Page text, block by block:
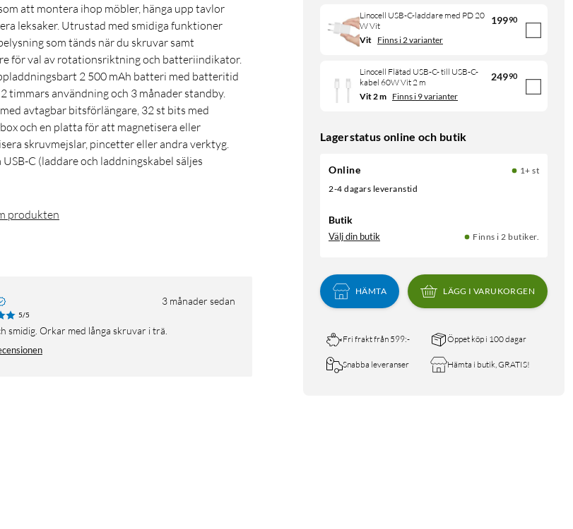
Linocell USB-C-laddare med PD 20
W Vit
19990
Vit Finns i 2 varianter
Linocell Flätad USB-C- till USB-C-
kabel 60W Vit 2 m
24990
Vit 2 m Finns i 9 varianter
Lagerstatus online och butik
Online
1+ st
2-4 dagars leveranstid
Butik
Välj din butik Finns i 2 butiker.
HÄMTA LÄGG I VARUKORGEN
Fri frakt från 599:- Öppet köp i 100 dagar
Snabba leveranser Hämta i butik, GRATIS!
att montera ihop möbler, hänga upp tavlor
leksaker. Utrustad med smidiga funktioner
som tänds när du skruvar samt
för val av rotationsriktning och batteriindikator.
2 500 mAh batteri med batteritid
timmars användning och 3 månader standby.
avtagbar bitsförlängare, 32 st bits med
och en platta för att magnetisera eller
skruvmejslar, pincetter eller andra verktyg.
USB-C (laddare och laddningskabel säljes
produkten
3 månader sedan
5/5
smidig. Orkar med långa skruvar i trä.